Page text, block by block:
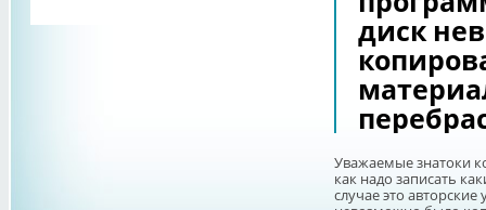
диск
Уважаемые знатоки
как надо записать
случае это